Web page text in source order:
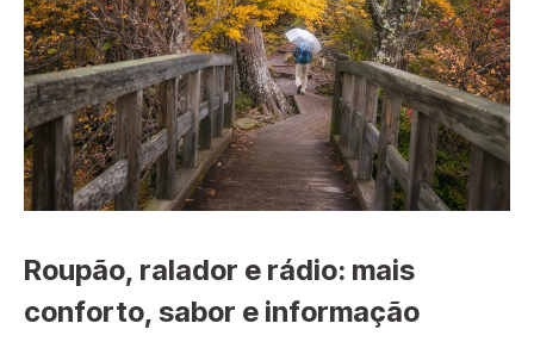
Roupão, ralador e rádio: mais
conforto, sabor e informação